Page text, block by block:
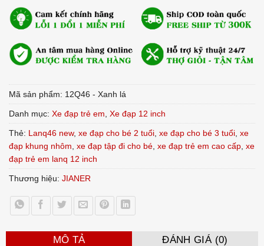
Mã sản phẩm: 12Q46 - Xanh lá
Danh mục: Xe đạp trẻ em Xe đạp 12 inch
Thẻ: Lanq46 new, xe đạp cho bé 2 tuổi xe đạp cho bé 3 tuổi xe
đạp khung nhôm xe đạp tập đi cho bé xe đạp trẻ em cao cấp xe
đạp trẻ em lanq 12 inch
Thương hiệu: JIANER
MÔ TẢ ĐÁNH GIÁ (0)